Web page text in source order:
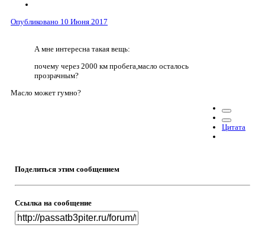
Опубликовано 10 Июня 2017
А мне интересна такая вещь:
почему через 2000 км пробега,масло осталось
прозрачным?
Масло может гумно?
Цитата
Поделиться этим сообщением
Ссылка на сообщение